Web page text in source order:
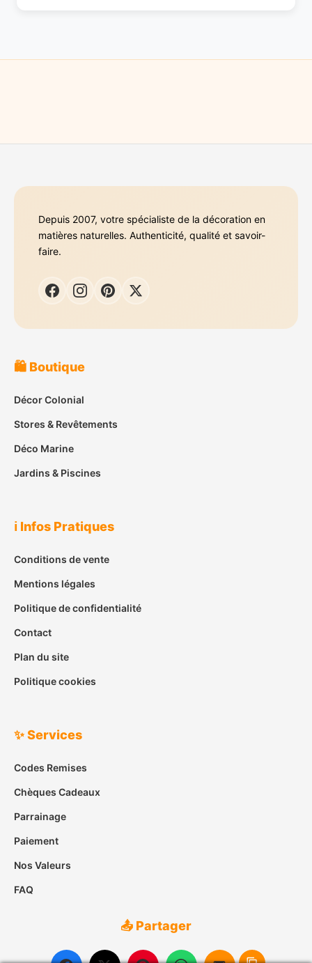
Depuis 2007, votre spécialiste de la décoration en
matières naturelles. Authenticité, qualité et savoir-
faire.
🛍️ Boutique
Décor Colonial
Stores & Revêtements
Déco Marine
Jardins & Piscines
ℹ️ Infos Pratiques
Conditions de vente
Mentions légales
Politique de confidentialité
Contact
Plan du site
Politique cookies
✨ Services
Codes Remises
Chèques Cadeaux
Parrainage
Paiement
Nos Valeurs
FAQ
📤 Partager